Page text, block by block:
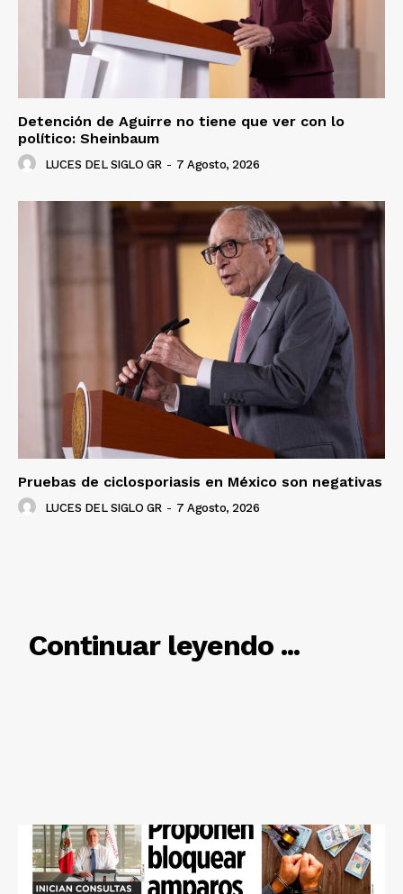
Detención de Aguirre no tiene que ver con lo
político: Sheinbaum
LUCES DEL SIGLO GR - 7 Agosto, 2026
Pruebas de ciclosporiasis en México son negativas
LUCES DEL SIGLO GR - 7 Agosto, 2026
Continuar leyendo ...
RELACIONADO